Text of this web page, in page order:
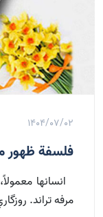
1404/07/02
فلسفة ظهور
انسانها
مرفه تراند.